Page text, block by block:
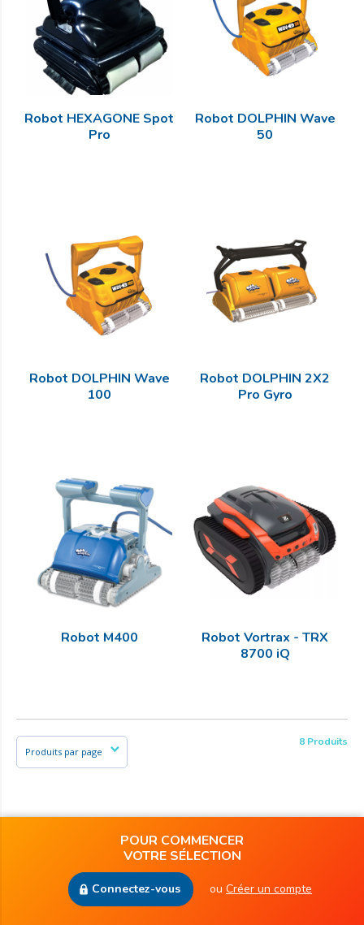
Robot HEXAGONE Spot
Pro
Robot DOLPHIN Wave
50
Robot DOLPHIN Wave
100
Robot DOLPHIN 2X2
Pro Gyro
Robot M400
Robot Vortrax - TRX
8700 iQ
8 Produits
POUR COMMENCER
VOTRE SÉLECTION
Connectez-vous ou Créer un compte